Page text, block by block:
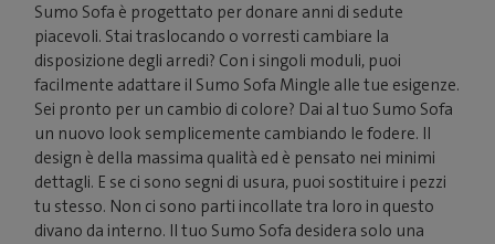
Sumo Sofa è progettato per donare anni di sedute
piacevoli. Stai traslocando o vorresti cambiare la
disposizione degli arredi? Con i singoli moduli, puoi
facilmente adattare il Sumo Sofa Mingle alle tue esigenze.
Sei pronto per un cambio di colore? Dai al tuo Sumo Sofa
un nuovo look semplicemente cambiando le fodere. Il
design è della massima qualità ed è pensato nei minimi
dettagli. E se ci sono segni di usura, puoi sostituire i pezzi
tu stesso. Non ci sono parti incollate tra loro in questo
divano da interno. Il tuo Sumo Sofa desidera solo una